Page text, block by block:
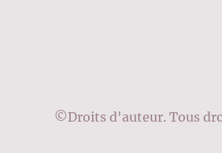
©Droits d'auteur. Tous